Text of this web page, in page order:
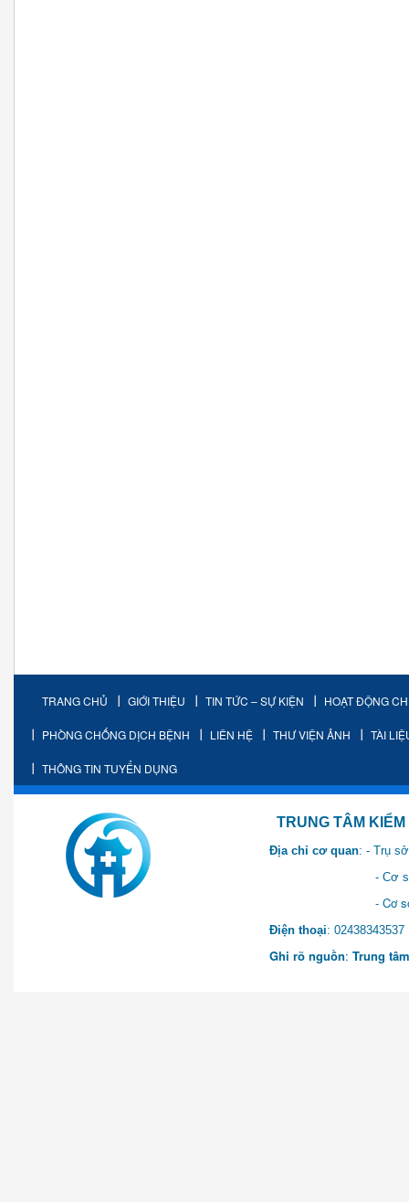
TRANG CHỦ GIỚI THIỆU TIN TỨC – SỰ KIỆN HOẠT ĐỘNG
PHÒNG CHỐNG DỊCH BỆNH LIÊN HỆ THƯ VIỆN ẢNH TÀI
THÔNG TIN TUYỂN DỤNG
TRUNG TÂM KIỂM SOÁT
Địa chỉ cơ quan: - Trụ
- Cơ sở 2: Khu Hành
- Cơ sở 3: Số 1 Ngõ 2
Điện thoại:
Ghi rõ nguồn: Trung